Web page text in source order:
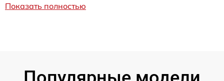
Показать полностью